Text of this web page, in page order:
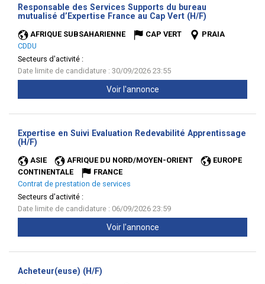
Responsable des Services Supports du bureau
mutualisé d’Expertise France au Cap Vert (H/F)
AFRIQUE SUBSAHARIENNE CAP VERT
PRAIA
CDDU
Secteurs d'activité :
Date limite de candidature : 30/09/2026 23:55
Voir l'annonce
Expertise en Suivi Evaluation Redevabilité Apprentissage
(H/F)
ASIE AFRIQUE DU NORD/MOYEN-ORIENT
EUROPE
CONTINENTALE
FRANCE
Contrat de prestation de services
Secteurs d'activité :
Date limite de candidature : 06/09/2026 23:59
Voir l'annonce
Acheteur(euse) (H/F)